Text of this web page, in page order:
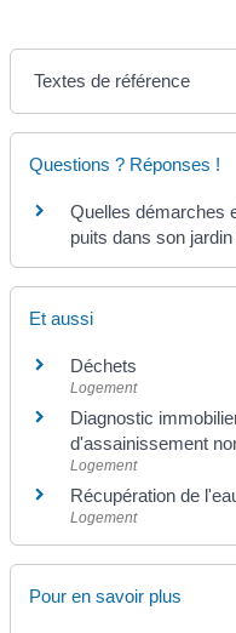
Textes de référence
Questions ? Réponses !
Quelles démarches
puits dans son jardin
Et aussi
Déchets
Logement
Diagnostic
d'assainissement
Logement
Récupération de
Logement
Pour en savoir plus